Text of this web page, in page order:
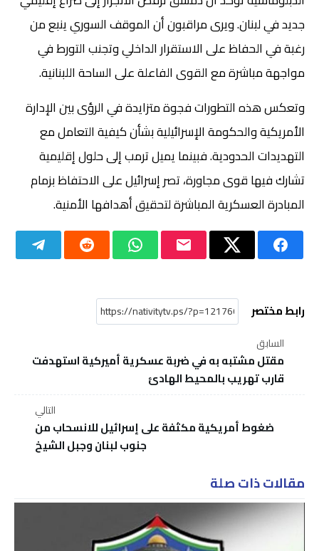
جديد في لبنان. ويرى مراقبون أن الموقف السوري ينبع من
رغبة في الحفاظ على الاستقرار الداخلي وتجنب التورط في
مواجهة مباشرة مع القوى الفاعلة على الساحة اللبنانية.
وتعكس هذه التطورات فجوة متزايدة في الرؤى بين الإدارة
الأمريكية والحكومة الإسرائيلية بشأن كيفية التعامل مع
التهديدات الحدودية. فبينما يميل ترمب إلى حلول إقليمية
تشارك فيها قوى مجاورة، تصر إسرائيل على الاحتفاظ بزمام
المبادرة العسكرية المباشرة لتحقيق أهدافها الأمنية.
رابط مختصر
السابق
مقتل مشتبه به في ضربة عسكرية أميركية استهدفت
قارب تهريب بالمحيط الهادئ
التالي
ضغوط أمريكية مكثفة على إسرائيل للانسحاب من
جنوب لبنان وجبل الشيخ
مقالات ذات صلة